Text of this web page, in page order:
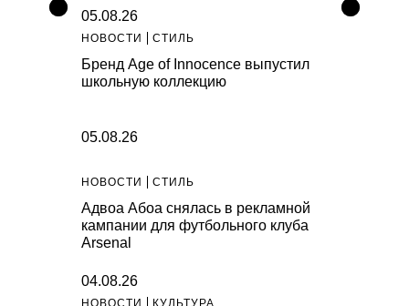
05.08.26
НОВОСТИ СТИЛЬ
Бренд Age of Innocence выпустил
школьную коллекцию
05.08.26
НОВОСТИ СТИЛЬ
Адвоа Абоа снялась в рекламной
кампании для футбольного клуба
Arsenal
04.08.26
НОВОСТИ КУЛЬТУРА